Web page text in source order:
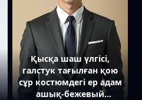
Қысқа шаш үлгісі,
галстук тағылған қою
сұр костюмдегі ер адам
ашық-бежевый